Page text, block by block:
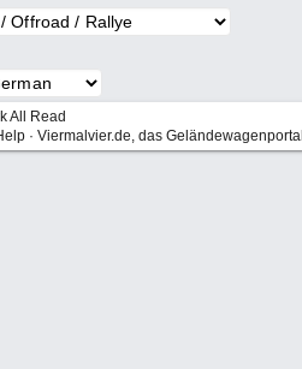
All Read
· Viermalvier.de, das